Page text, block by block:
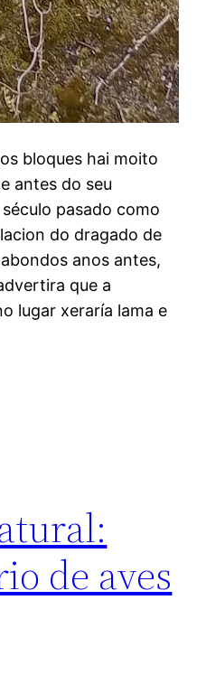
bloques hai moito
antes do seu
pasado como
do dragado de
anos antes,
que a
lugar xeraría lama e
de aves